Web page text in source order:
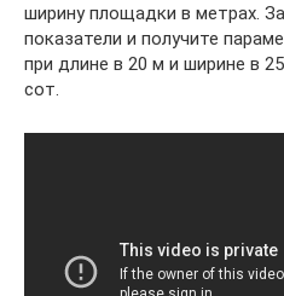
ширину площадки в метрах.
показатели и получите
при длине в 20 м и ширине в
сот.